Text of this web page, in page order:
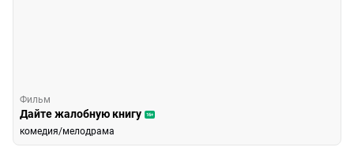
Фильм
Дайте жалобную книгу 16+
комедия/мелодрама